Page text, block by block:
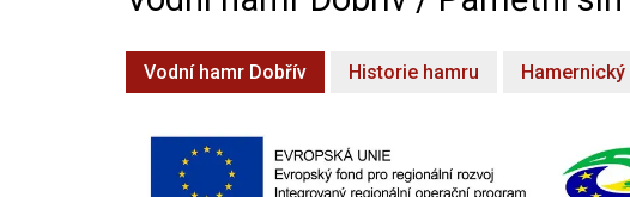
Vodní hamr Dobřív Historie hamru Hamernický